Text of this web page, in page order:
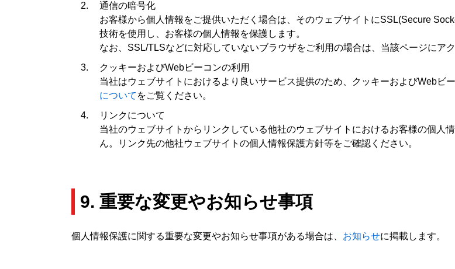
通信の暗号化
お客様から個人情報をご提供いただく場合は、そのウェブサイトにSSL(Secure
技術を使用し、お客様の個人情報を保護します。
なお、SSL/TLSなどに対応していないブラウザをご利用の場合は、当該ページにア
クッキーおよびWebビーコンの利用
当社はウェブサイトにおけるより良いサービス提供のため、クッキーおよびWebビ
について をご覧ください。
リンクについて
当社のウェブサイトからリンクしている他社のウェブサイトにおけるお客様の個人
ん。リンク先の他社ウェブサイトの個人情報保護方針等をご確認ください。
9. 重要な変更やお知らせ事項
個人情報保護に関する重要な変更やお知らせ事項がある場合は、 お知らせに掲載します。